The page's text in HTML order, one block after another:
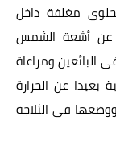
مغلفة داخل
عن أشعة الشمس
البائعين ومراعاة
عن الحرارة
فى الثلاجة